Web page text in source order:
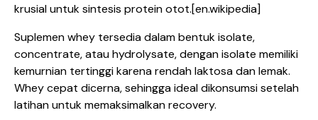
krusial untuk sintesis protein otot.[en.wikipedia]​
Suplemen whey tersedia dalam bentuk isolate,
concentrate, atau hydrolysate, dengan isolate memiliki
kemurnian tertinggi karena rendah laktosa dan lemak.
Whey cepat dicerna, sehingga ideal dikonsumsi setelah
latihan untuk memaksimalkan recovery.